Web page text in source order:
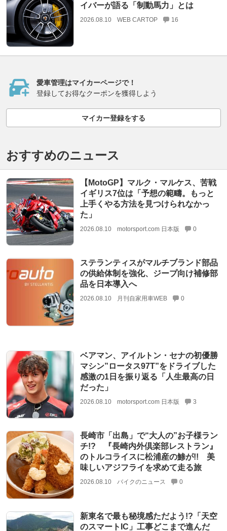
イバーが語る「制動馬力」とは
2026.08.10 WEB CARTOP 16
愛車管理はマイカーページで！
登録してお得なクーポンを獲得しよう
マイカー登録をする
おすすめのニュース
【MotoGP】マルク・マルケス、苦戦
イギリス7位は「予想の範疇。もっと
上手くやる方法を見つけられなかっ
た」
2026.08.10 motorsport.com 日本版 0
ステランティスがマルチブランド部品
の供給体制を強化、ジープ向け補修部
品を日本導入へ
2026.08.10 月刊自家用車WEB 0
ベアマン、アイルトン・セナの初優勝
マシン”ロータス97T”をドライブした
感激の1日を振り返る「人生最高の日
だった」
2026.08.10 motorsport.com 日本版 3
長崎市「出島」で“大人の”お子様ラン
チ!? 『長崎内外倶楽部レストラン』
のトルコライスに松浦産の鯵が!! 美
味しいアジフライを求めて走る旅
2026.08.10 バイクのニュース 0
新東名で最も秘境感ただよう!?「天空
のスマートIC」工事どこまで進んだ